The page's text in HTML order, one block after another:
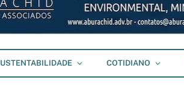
COTIDIANO